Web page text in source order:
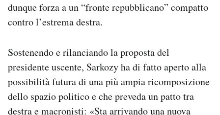
dunque forza a un “fronte repubblicano” compatto
contro l’estrema destra.
Sostenendo e rilanciando la proposta del
presidente uscente, Sarkozy ha di fatto aperto alla
possibilità futura di una più ampia ricomposizione
dello spazio politico e che preveda un patto tra
destra e macronisti: «Sta arrivando una nuova